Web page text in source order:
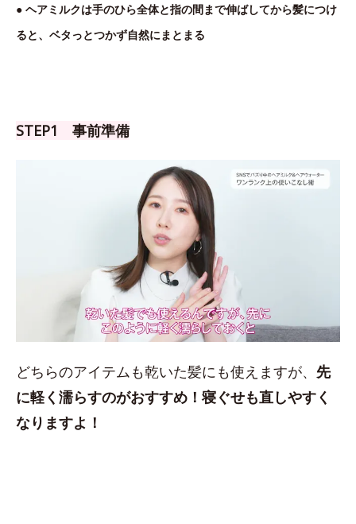
● ヘアミルクは手のひら全体と指の間まで伸ばしてから髪につけ
ると、ベタっとつかず自然にまとまる
STEP1 事前準備
どちらのアイテムも乾いた髪にも使えますが、 先
に軽く濡らすのがおすすめ！寝ぐせも直しやすく
なりますよ！